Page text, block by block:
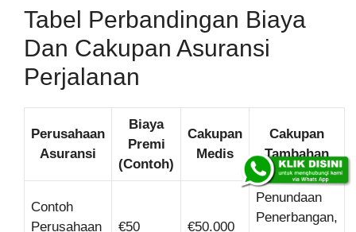
Tabel Perbandingan Biaya
Dan Cakupan Asuransi
Perjalanan
Perusahaan
Asuransi
Biaya
Premi
(Contoh)
Cakupan
Medis
Cakupan
Tambahan
Contoh
Perusahaan
€50 €50.000
Penundaan
Penerbangan,